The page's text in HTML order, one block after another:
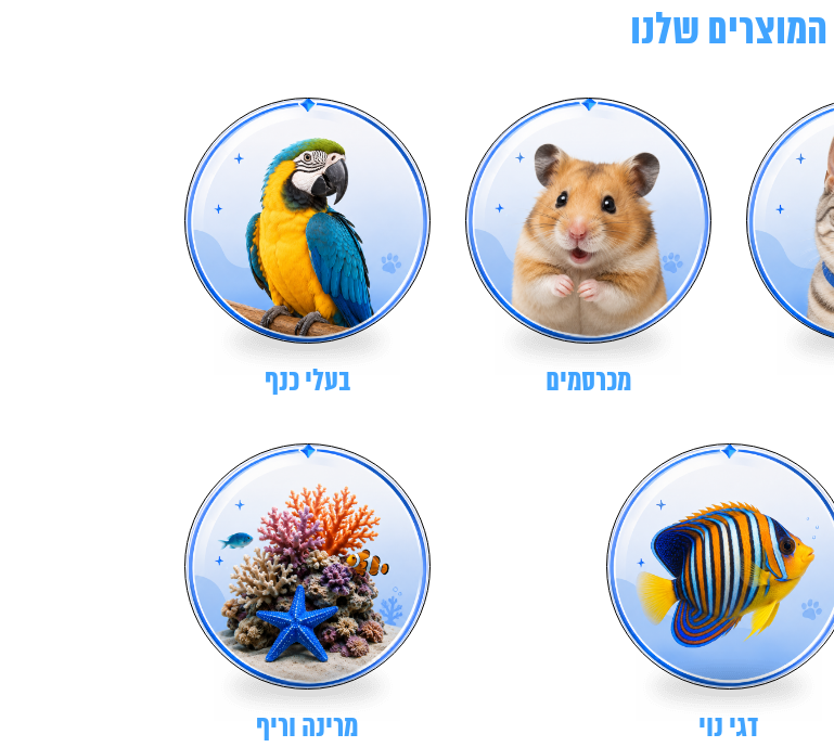
המוצרים שלנו
מכרסמים בעלי כנף
דגי נוי מרינה וריף